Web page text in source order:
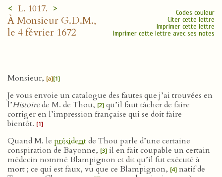
< L. 1017. >
À Monsieur G.D.M.,
le 4 février 1672
Codes couleur
Citer cette lettre
Imprimer cette lettre
Imprimer cette lettre avec ses notes
Monsieur, [a][1]
Je vous envoie un catalogue des fautes que j’ai trouvées en
l’Histoirede M. de Thou, [2] qu’il faut tâcher de faire
corriger en l’impression française qui se doit faire
bientôt. [1]
Quand M. le présidentde Thou parle d’une certaine
conspiration de Bayonne, [3] il en fait coupable un certain
médecin nommé Blampignon et dit qu’il fut exécuté à
mort ; ce qui est faux, vu que ce Blampignon, [4] natif de